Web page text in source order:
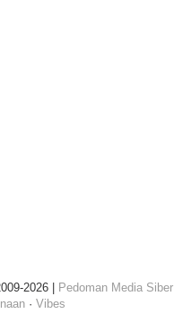
2026 | Pedoman Media Siber
· Vibes